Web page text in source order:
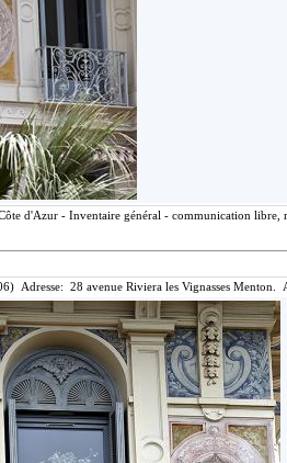
d'Azur - Inventaire général - communication libre,
Adresse: 28 avenue Riviera les Vignasses